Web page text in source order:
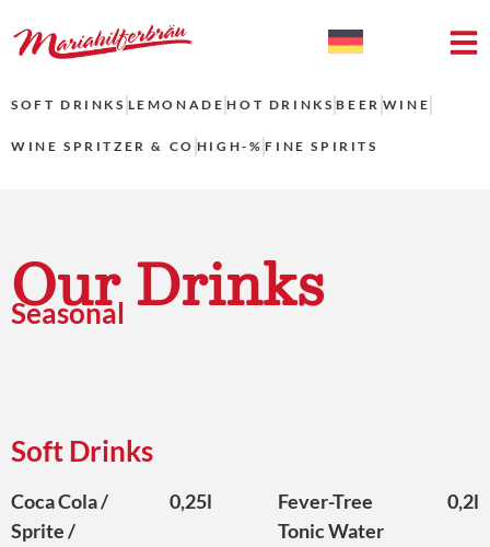
SOFT DRINKS LEMONADE HOT DRINKS BEER WINE
WINE SPRITZER & CO HIGH-% FINE SPIRITS
Our Drinks
Seasonal
Soft Drinks
Coca Cola /
Sprite /
0,25l
Fever-Tree
Tonic Water
0,2l